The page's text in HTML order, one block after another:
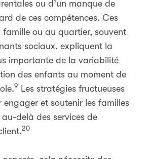
ou d’un manque de
de ces compétences. Ces
ou au quartier, souvent
sociaux, expliquent la
importante de la variabilité
des enfants au moment de
9 Les stratégies fructueuses
engager et soutenir les familles
delà des services de
20